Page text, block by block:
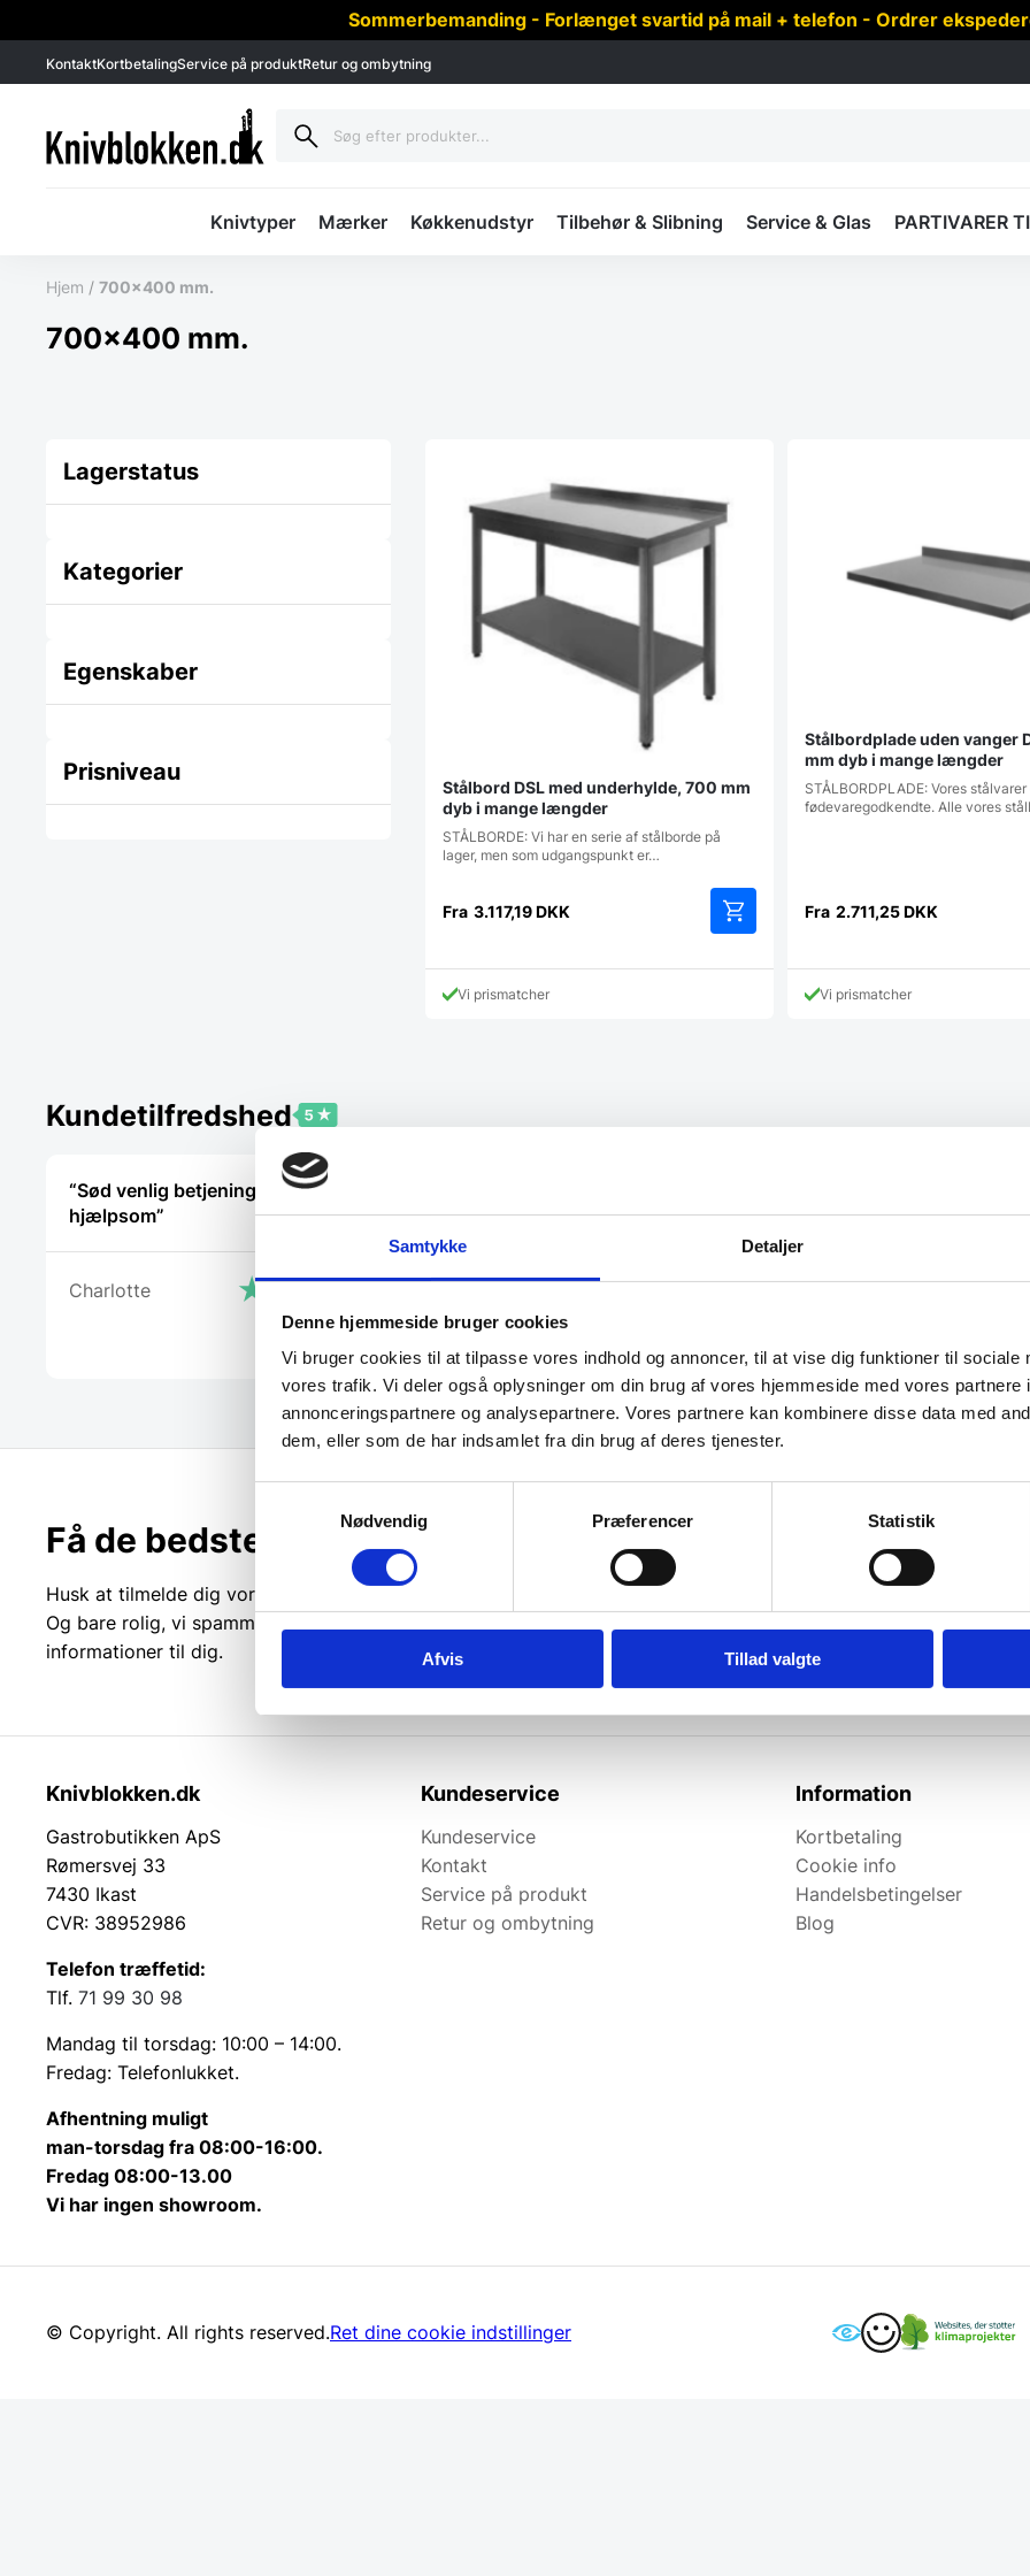
Samtykke Detaljer
Denne hjemmeside bruger cookies
Vi bruger cookies til at tilpasse vores indhold og annoncer, til at vise dig funktioner til sociale
vores trafik. Vi deler også oplysninger om din brug af vores hjemmeside med vores partnere
annonceringspartnere og analysepartnere. Vores partnere kan kombinere disse data med
dem, eller som de har indsamlet fra din brug af deres tjenester.
Nødvendig
Præferencer Statistik
Afvis Tillad valgte
Sommerbemanding - Forlænget svartid på mail + telefon - Ordrer
KontaktKortbetalingService på produktRetur og ombytning
Knivtyper Mærker Køkkenudstyr Tilbehør & Slibning Service & Glas PARTIVARER
Hjem / 700x400 mm.
700x400 mm.
Lagerstatus
Kategorier
Egenskaber
Prisniveau
Stålbord DSL med underhylde, 700 mm
dyb i mange længder
STÅLBORDE: Vi har en serie af stålborde på
lager, men som udgangspunkt er…
Fra 3.117,19DKK
vare
Vi prismatcher
Stålbordplade uden vanger
mm dyb i mange længder
STÅLBORDPLADE: Vores stålvarer
fødevaregodkendte. Alle vores
Fra 2.711,25DKK
Vi prismatcher
Kundetilfredshed
“Sød venlig betjening. Meget
hjælpsom”
Charlotte
vejledende”
Michael
samtale.”
Käthe
Få de bedste tilbud først!
Husk at tilmelde dig vores nyhedsbrev og vær først til de bedste tilbud.
Og bare rolig, vi spammer dig ikke, men sender kun relevante tilbud og
informationer til dig.
Knivblokken.dk
Gastrobutikken ApS
Rømersvej 33
7430 Ikast
CVR: 38952986
Telefon træffetid:
Tlf. 71 99 30 98
Mandag til torsdag: 10:00 – 14:00.
Fredag: Telefonlukket.
Afhentning muligt
man-torsdag fra 08:00-16:00.
Fredag 08:00-13.00
Vi har ingen showroom.
Kundeservice
Kundeservice
Kontakt
Service på produkt
Retur og ombytning
Information
Kortbetaling
Cookie info
Handelsbetingelser
Blog
© Copyright. All rights reserved.Ret dine cookie indstillinger